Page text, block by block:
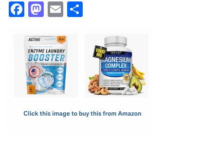
Fa
e
b
o
o
M
t
o
d
o
E
ail